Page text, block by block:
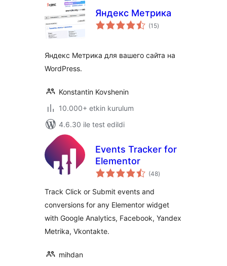
Яндекс Метрика
(15toplam
puan
)
Яндекс Метрика для вашего сайта на
WordPress.
Konstantin Kovshenin
10.000+ etkin kurulum
4.6.30 ile test edildi
Events Tracker for
Elementor
(48toplam
puan
)
Track Click or Submit events and
conversions for any Elementor widget
with Google Analytics, Facebook, Yandex
Metrika, Vkontakte.
mihdan